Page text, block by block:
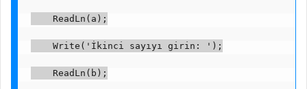
    ReadLn(a);
    Write('İkinci sayıyı girin: ');
    ReadLn(b);